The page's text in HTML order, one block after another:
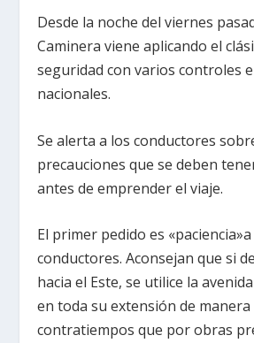
Desde la noche del viernes
Caminera viene aplicando el
seguridad con varios controles
nacionales.
Se alerta a los conductores
precauciones que se deben
antes de emprender el viaje.
El primer pedido es
conductores. Aconsejan que si
hacia el Este, se utilice la
en toda su extensión de
contratiempos que por obras